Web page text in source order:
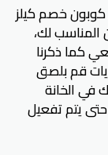
كوبون خصم كيلز
المناسب لك،
كما ذكرنا
قم بلصق
الخانة
يتم تفعيل